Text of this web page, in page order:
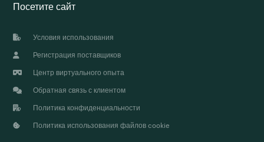
Посетите сайт
Условия использования
Регистрация поставщиков
Центр виртуального опыта
Обратная связь с клиентом
Политика конфиденциальности
Политика использования файлов cookie